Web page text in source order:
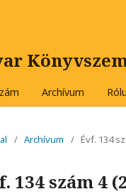
Archívum
/ Archívum / Évf. 134
134 szám 4